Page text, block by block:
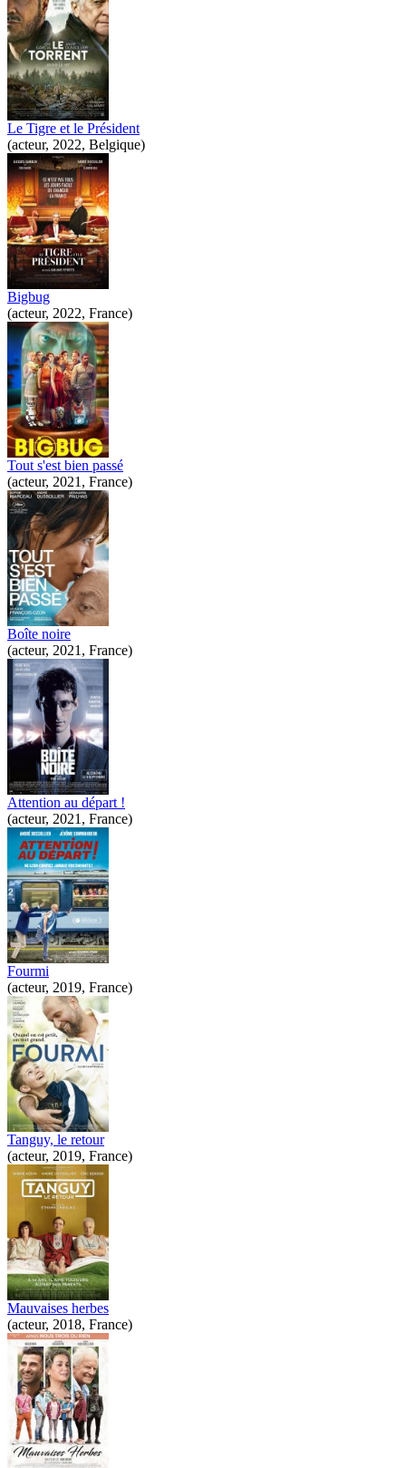
Le Tigre et le Président
(acteur, 2022, Belgique)
Bigbug
(acteur, 2022, France)
Tout s'est bien passé
(acteur, 2021, France)
Boîte noire
(acteur, 2021, France)
Attention au départ !
(acteur, 2021, France)
Fourmi
(acteur, 2019, France)
Tanguy, le retour
(acteur, 2019, France)
Mauvaises herbes
(acteur, 2018, France)